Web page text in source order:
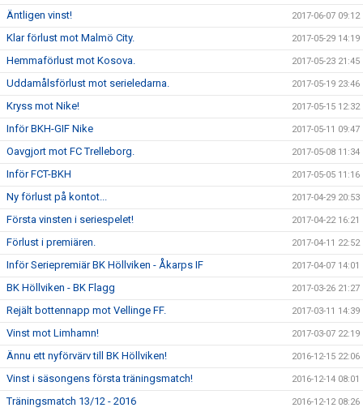
Äntligen vinst! 2017-06-07 09:12
Klar förlust mot Malmö City. 2017-05-29 14:19
Hemmaförlust mot Kosova. 2017-05-23 21:45
Uddamålsförlust mot serieledarna. 2017-05-19 23:46
Kryss mot Nike! 2017-05-15 12:32
Inför BKH-GIF Nike 2017-05-11 09:47
Oavgjort mot FC Trelleborg. 2017-05-08 11:34
Inför FCT-BKH 2017-05-05 11:16
Ny förlust på kontot... 2017-04-29 20:53
Första vinsten i seriespelet! 2017-04-22 16:21
Förlust i premiären. 2017-04-11 22:52
Inför Seriepremiär BK Höllviken - Åkarps IF 2017-04-07 14:01
BK Höllviken - BK Flagg 2017-03-26 21:27
Rejält bottennapp mot Vellinge FF. 2017-03-11 14:39
Vinst mot Limhamn! 2017-03-07 22:19
Ännu ett nyförvärv till BK Höllviken! 2016-12-15 22:06
Vinst i säsongens första träningsmatch! 2016-12-14 08:01
Träningsmatch 13/12 - 2016 2016-12-12 08:26